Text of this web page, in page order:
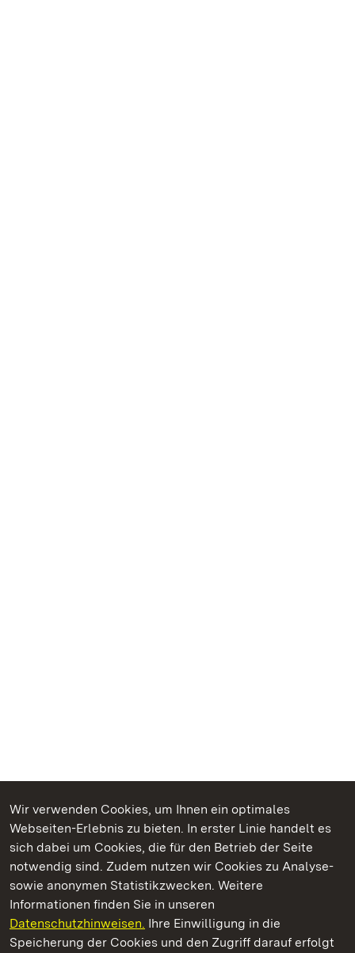
Wir verwenden Cookies, um Ihnen ein optimales
Webseiten-Erlebnis zu bieten. In erster Linie handelt es
sich dabei um Cookies, die für den Betrieb der Seite
notwendig sind. Zudem nutzen wir Cookies zu Analyse-
sowie anonymen Statistikzwecken. Weitere
Informationen finden Sie in unseren
Datenschutzhinweisen. Ihre Einwilligung in die
Speicherung der Cookies und den Zugriff darauf erfolgt
Kommen. Staunen. Genießen.
Schloss und Schlossgarten Weikersheim